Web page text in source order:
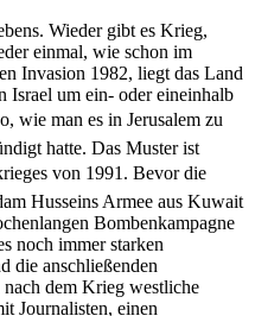
Wieder gibt es Krieg,
einmal, wie schon im
Invasion 1982, liegt das Land
Israel um ein- oder eineinhalb
wie man es in Jerusalem zu
hatte. Das Muster ist
von 1991. Bevor die
Husseins Armee aus Kuwait
Bombenkampagne
noch immer starken
die anschließenden
nach dem Krieg westliche
Journalisten, einen